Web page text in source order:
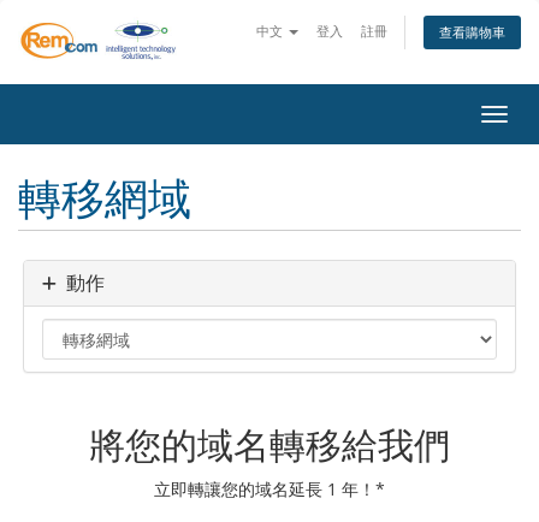
中文 登入 註冊 查看購物車
切換
轉移網域
動作
將您的域名轉移給我們
立即轉讓您的域名延長 1 年！*